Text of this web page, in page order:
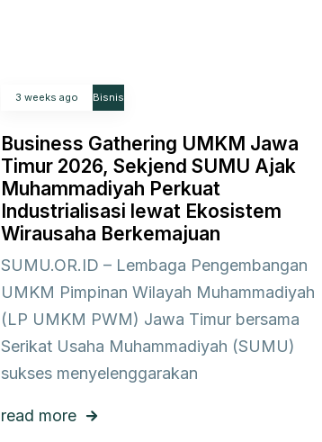
3 weeks ago Bisnis
Business Gathering UMKM Jawa
Timur 2026, Sekjend SUMU Ajak
Muhammadiyah Perkuat
Industrialisasi lewat Ekosistem
Wirausaha Berkemajuan
SUMU.OR.ID – Lembaga Pengembangan
UMKM Pimpinan Wilayah Muhammadiyah
(LP UMKM PWM) Jawa Timur bersama
Serikat Usaha Muhammadiyah (SUMU)
sukses menyelenggarakan
read more